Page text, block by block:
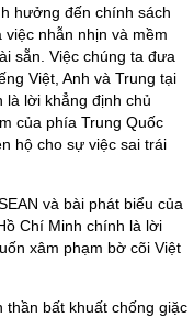
hưởng đến chính sách
nhẫn nhịn và mềm
sẵn. Việc chúng ta đưa
Việt, Anh và Trung tại
là lời khẳng định chủ
của phía Trung Quốc
hộ cho sự việc sai trái
và bài phát biểu của
Chí Minh chính là lời
xâm phạm bờ cõi Việt
bất khuất chống giặc